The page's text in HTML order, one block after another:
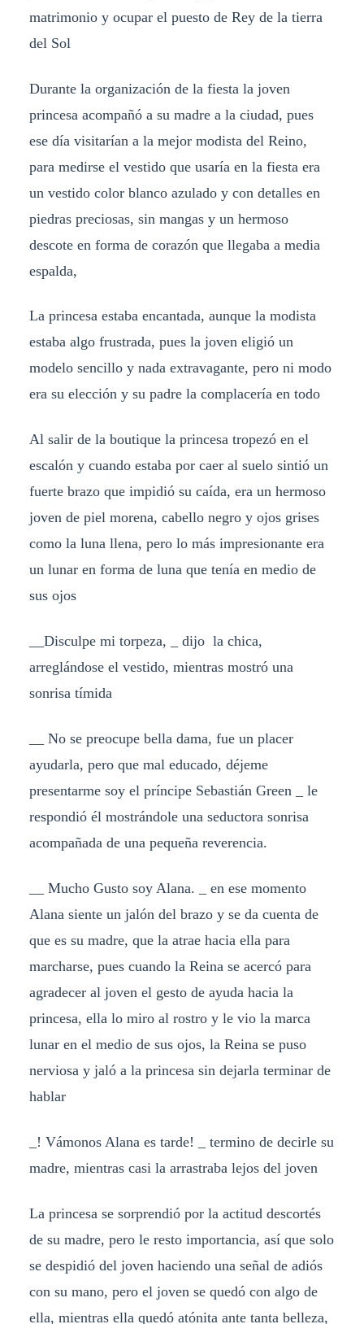
matrimonio y ocupar el puesto de Rey de la tierra
del Sol
Durante la organización de la fiesta la joven
princesa acompañó a su madre a la ciudad, pues
ese día visitarían a la mejor modista del Reino,
para medirse el vestido que usaría en la fiesta era
un vestido color blanco azulado y con detalles en
piedras preciosas, sin mangas y un hermoso
descote en forma de corazón que llegaba a media
espalda,
La princesa estaba encantada, aunque la modista
estaba algo frustrada, pues la joven eligió un
modelo sencillo y nada extravagante, pero ni modo
era su elección y su padre la complacería en todo
Al salir de la boutique la princesa tropezó en el
escalón y cuando estaba por caer al suelo sintió un
fuerte brazo que impidió su caída, era un hermoso
joven de piel morena, cabello negro y ojos grises
como la luna llena, pero lo más impresionante era
un lunar en forma de luna que tenía en medio de
sus ojos
__Disculpe mi torpeza, _ dijo la chica,
arreglándose el vestido, mientras mostró una
sonrisa tímida
__ No se preocupe bella dama, fue un placer
ayudarla, pero que mal educado, déjeme
presentarme soy el príncipe Sebastián Green _ le
respondió él mostrándole una seductora sonrisa
acompañada de una pequeña reverencia.
__ Mucho Gusto soy Alana. _ en ese momento
Alana siente un jalón del brazo y se da cuenta de
que es su madre, que la atrae hacia ella para
marcharse, pues cuando la Reina se acercó para
agradecer al joven el gesto de ayuda hacia la
princesa, ella lo miro al rostro y le vio la marca
lunar en el medio de sus ojos, la Reina se puso
nerviosa y jaló a la princesa sin dejarla terminar de
hablar
_! Vámonos Alana es tarde! _ termino de decirle su
madre, mientras casi la arrastraba lejos del joven
La princesa se sorprendió por la actitud descortés
de su madre, pero le resto importancia, así que solo
se despidió del joven haciendo una señal de adiós
con su mano, pero el joven se quedó con algo de
ella, mientras ella quedó atónita ante tanta belleza,